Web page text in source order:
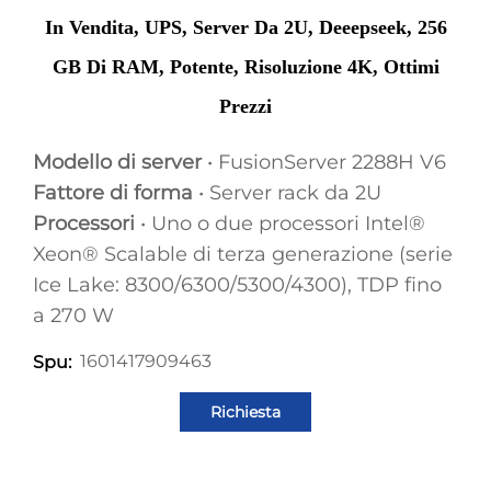
In Vendita, UPS, Server Da 2U, Deeepseek, 256
GB Di RAM, Potente, Risoluzione 4K, Ottimi
Prezzi
Modello di server • FusionServer 2288H V6
Fattore di forma • Server rack da 2U
Processori • Uno o due processori Intel®
Xeon® Scalable di terza generazione (serie
Ice Lake: 8300/6300/5300/4300), TDP fino
a 270 W
Spu: 1601417909463
Richiesta